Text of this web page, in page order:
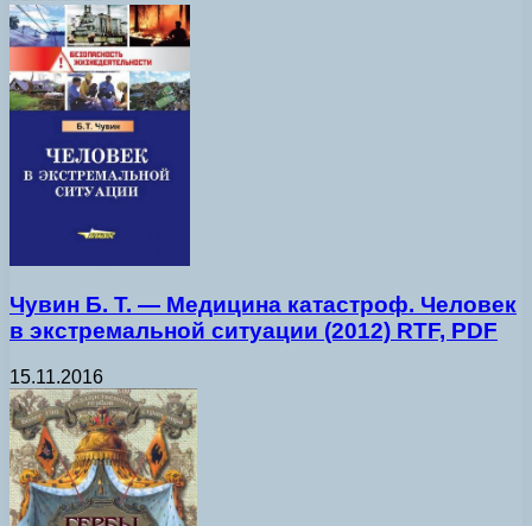
Чувин Б. Т. — Медицина катастроф. Человек
в экстремальной ситуации (2012) RTF, PDF
15.11.2016